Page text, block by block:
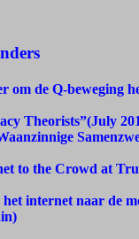
om de Q-beweging
Theorists”(July
to the Crowd at
internet naar de